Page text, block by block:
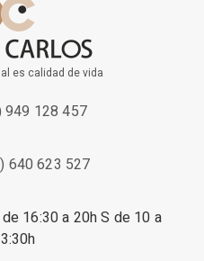
es calidad de vida
949 128 457
640 623 527
16:30 a 20h S de 10 a